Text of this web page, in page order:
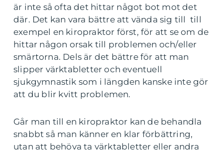
är inte så ofta det hittar något bot mot det
där. Det kan vara bättre att vända sig till till
exempel en kiropraktor först, för att se om de
hittar någon orsak till problemen och/eller
smärtorna. Dels är det bättre för att man
slipper värktabletter och eventuell
sjukgymnastik som i längden kanske inte gör
att du blir kvitt problemen.
Går man till en kiropraktor kan de behandla
snabbt så man känner en klar förbättring,
utan att behöva ta värktabletter eller andra